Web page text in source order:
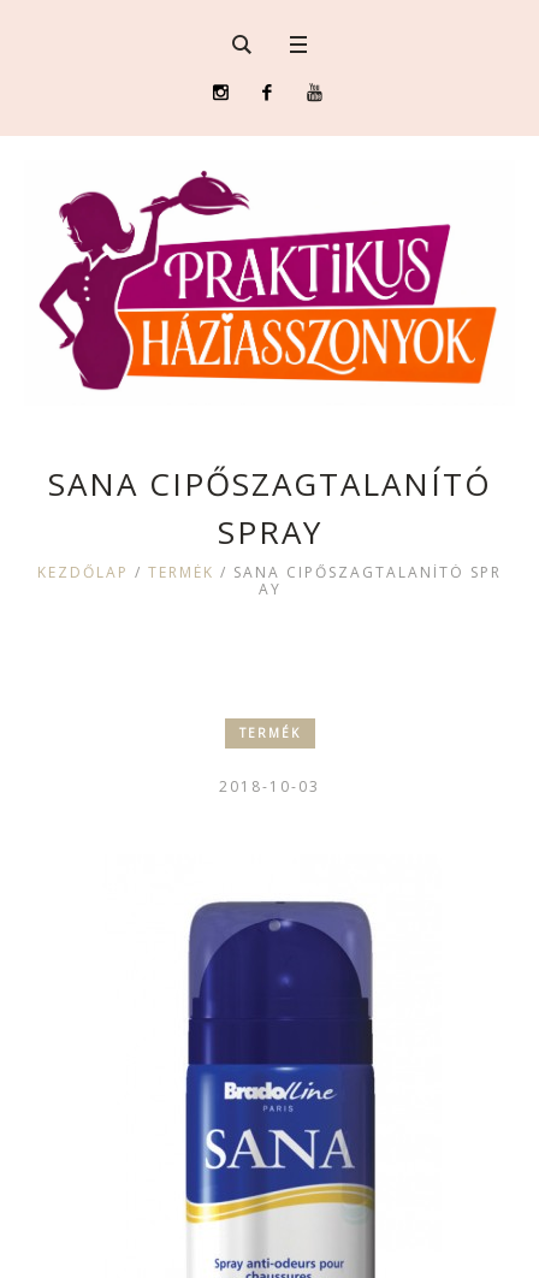
SANA CIPŐSZAGTALANÍTÓ
SPRAY
KEZDŐLAP / TERMÉK / SANA CIPŐSZAGTALANÍTÓ SPR
AY
TERMÉK
2018-10-03